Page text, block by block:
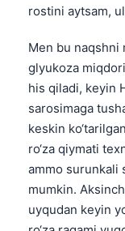
rostini aytsam,
Men bu naqshni
glyukoza miqdori
his qiladi, keyin
sarosimaga
keskin
ro‘za qiymati
ammo surunkali
mumkin.
uyqudan keyin